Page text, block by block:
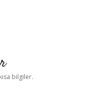
bilgiler.